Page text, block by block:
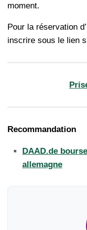
moment.
Pour la réservation
inscrire sous le lien
Recommandation
DAAD.de
allemagne